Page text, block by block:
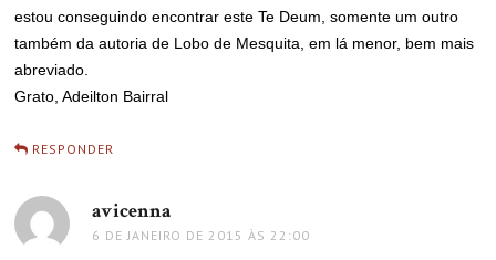
estou conseguindo encontrar este Te Deum, somente um outro
também da autoria de Lobo de Mesquita, em lá menor, bem mais
abreviado.
Grato, Adeilton Bairral
RESPONDER
avicenna
6 DE JANEIRO DE 2015 ÀS 22:00